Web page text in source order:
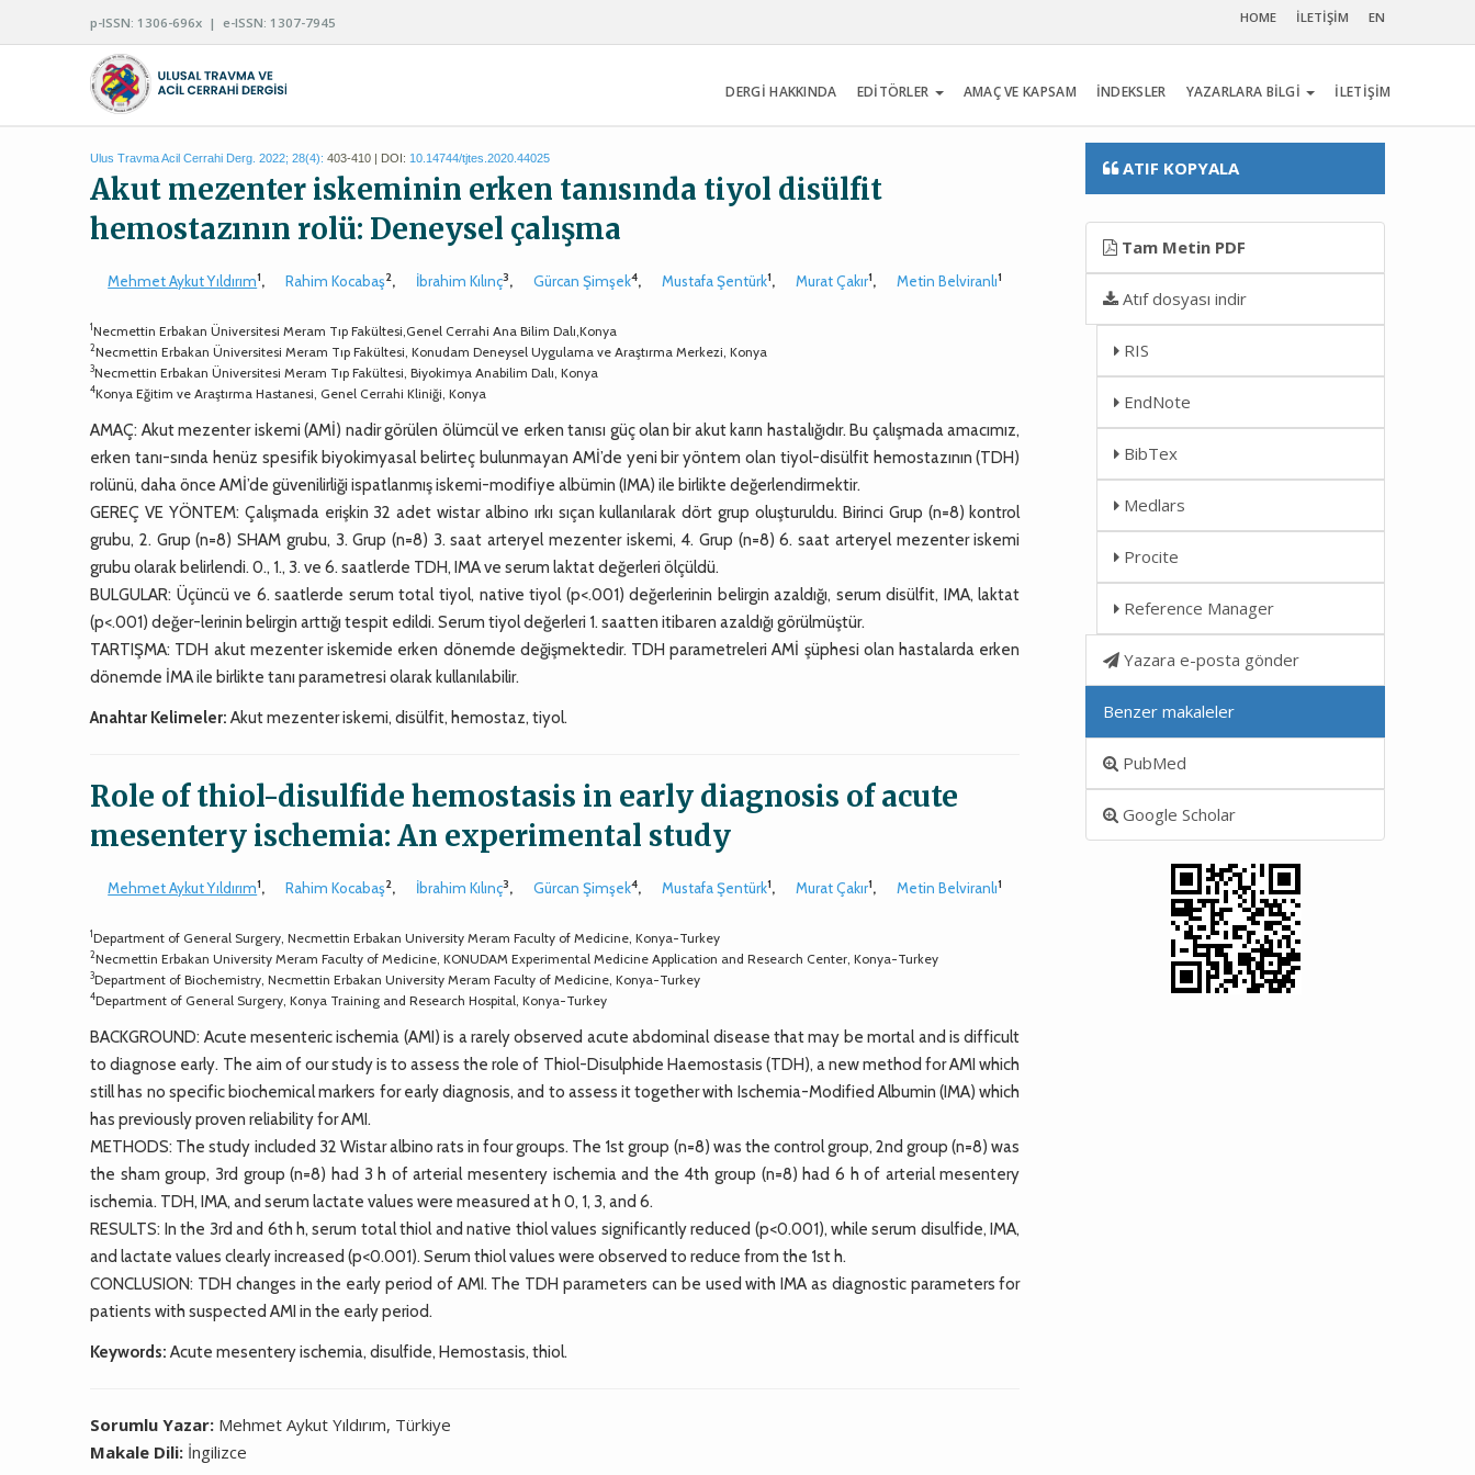
p-ISSN: 1306-696x | e-ISSN: 1307-7945 HOME İLETİŞİM EN
DERGİ HAKKINDA EDİTÖRLER AMAÇ VE KAPSAM İNDEKSLER YAZARLARA BİLGİ İLETİŞİM
Ulus Travma Acil Cerrahi Derg. 2022; 28(4): 403-410 | DOI: 10.14744/tjtes.2020.44025
Akut mezenter iskeminin erken tanısında tiyol disülfit
hemostazının rolü: Deneysel çalışma
Mehmet Aykut Yıldırım1, Rahim Kocabaş2, İbrahim Kılınç3, Gürcan Şimşek4, Mustafa Şentürk1, Murat Çakır1, Metin Belviranlı1
1Necmettin Erbakan Üniversitesi Meram Tıp Fakültesi,Genel Cerrahi Ana Bilim Dalı,Konya
2Necmettin Erbakan Üniversitesi Meram Tıp Fakültesi, Konudam Deneysel Uygulama ve Araştırma Merkezi, Konya
3Necmettin Erbakan Üniversitesi Meram Tıp Fakültesi, Biyokimya Anabilim Dalı, Konya
4Konya Eğitim ve Araştırma Hastanesi, Genel Cerrahi Kliniği, Konya
AMAÇ: Akut mezenter iskemi (AMİ) nadir görülen ölümcül ve erken tanısı güç olan bir akut karın hastalığıdır. Bu çalışmada amacımız,
erken tanı-sında henüz spesifik biyokimyasal belirteç bulunmayan AMİ’de yeni bir yöntem olan tiyol-disülfit hemostazının (TDH)
rolünü, daha önce AMİ’de güvenilirliği ispatlanmış iskemi-modifiye albümin (IMA) ile birlikte değerlendirmektir.
GEREÇ VE YÖNTEM: Çalışmada erişkin 32 adet wistar albino ırkı sıçan kullanılarak dört grup oluşturuldu. Birinci Grup (n=8) kontrol
grubu, 2. Grup (n=8) SHAM grubu, 3. Grup (n=8) 3. saat arteryel mezenter iskemi, 4. Grup (n=8) 6. saat arteryel mezenter iskemi
grubu olarak belirlendi. 0., 1., 3. ve 6. saatlerde TDH, IMA ve serum laktat değerleri ölçüldü.
BULGULAR: Üçüncü ve 6. saatlerde serum total tiyol, native tiyol (p<.001) değerlerinin belirgin azaldığı, serum disülfit, IMA, laktat
(p<.001) değer-lerinin belirgin arttığı tespit edildi. Serum tiyol değerleri 1. saatten itibaren azaldığı görülmüştür.
TARTIŞMA: TDH akut mezenter iskemide erken dönemde değişmektedir. TDH parametreleri AMİ şüphesi olan hastalarda erken
dönemde İMA ile birlikte tanı parametresi olarak kullanılabilir.
Anahtar Kelimeler: Akut mezenter iskemi, disülfit, hemostaz, tiyol.
Role of thiol-disulfide hemostasis in early diagnosis of acute
mesentery ischemia: An experimental study
Mehmet Aykut Yıldırım1, Rahim Kocabaş2, İbrahim Kılınç3, Gürcan Şimşek4, Mustafa Şentürk1, Murat Çakır1, Metin Belviranlı1
1Department of General Surgery, Necmettin Erbakan University Meram Faculty of Medicine, Konya-Turkey
2Necmettin Erbakan University Meram Faculty of Medicine, KONUDAM Experimental Medicine Application and Research Center, Konya-Turkey
3Department of Biochemistry, Necmettin Erbakan University Meram Faculty of Medicine, Konya-Turkey
4Department of General Surgery, Konya Training and Research Hospital, Konya-Turkey
BACKGROUND: Acute mesenteric ischemia (AMI) is a rarely observed acute abdominal disease that may be mortal and is difficult
to diagnose early. The aim of our study is to assess the role of Thiol-Disulphide Haemostasis (TDH), a new method for AMI which
still has no specific biochemical markers for early diagnosis, and to assess it together with Ischemia-Modified Albumin (IMA) which
has previously proven reliability for AMI.
METHODS: The study included 32 Wistar albino rats in four groups. The 1st group (n=8) was the control group, 2nd group (n=8) was
the sham group, 3rd group (n=8) had 3 h of arterial mesentery ischemia and the 4th group (n=8) had 6 h of arterial mesentery
ischemia. TDH, IMA, and serum lactate values were measured at h 0, 1, 3, and 6.
RESULTS: In the 3rd and 6th h, serum total thiol and native thiol values significantly reduced (p<0.001), while serum disulfide, IMA,
and lactate values clearly increased (p<0.001). Serum thiol values were observed to reduce from the 1st h.
CONCLUSION: TDH changes in the early period of AMI. The TDH parameters can be used with IMA as diagnostic parameters for
patients with suspected AMI in the early period.
Keywords: Acute mesentery ischemia, disulfide, Hemostasis, thiol.
Sorumlu Yazar: Mehmet Aykut Yıldırım, Türkiye
Makale Dili: İngilizce
ATIF KOPYALA
Tam Metin PDF
Atıf dosyası indir
RIS
EndNote
BibTex
Medlars
Procite
Reference Manager
Yazara e-posta gönder
Benzer makaleler
PubMed
Google Scholar